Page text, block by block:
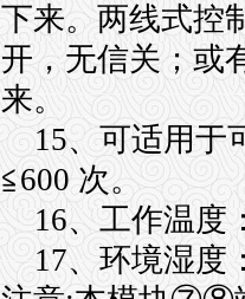
下来。两线式控
开，无信关；或
来。
15、可适用于
≦600 次。
16、工作温度
17、环境湿度